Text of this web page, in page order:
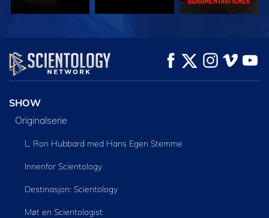
SE UTFORSK SERIEN
SHOW
Originalserie
L. Ron Hubbard med Hans Egen Stemme
Innenfor Scientology
Destinasjon: Scientology
Møt en Scientologist